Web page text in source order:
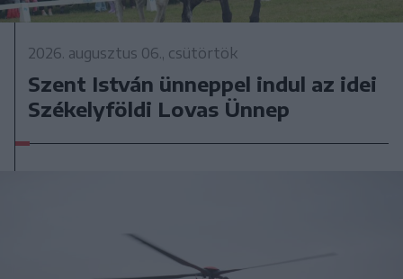
2026. augusztus 06., csütörtök
Szent István ünneppel indul az idei
Székelyföldi Lovas Ünnep